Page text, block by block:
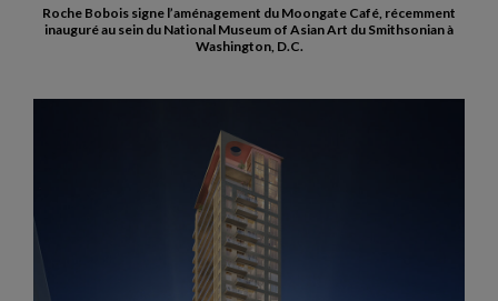
Roche Bobois signe l’aménagement du Moongate Café, récemment
inauguré au sein du National Museum of Asian Art du Smithsonian à
Washington, D.C.